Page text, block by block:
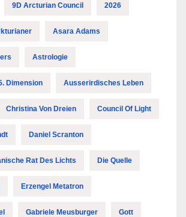
9D Arcturian Council 2026
Asara Adams
Astrologie
Dimension Ausserirdisches Leben
Christina Von Dreien Council Of Light
Daniel Scranton
Rat Des Lichts Die Quelle
Erzengel Metatron
Gabriele Meusburger Gott